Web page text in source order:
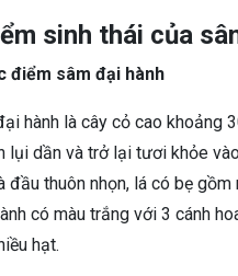
sinh thái của
điểm sâm đại hành
hành là cây cỏ cao khoảng
lụi dần và trở lại tươi khỏe
đầu thuôn nhọn, lá có bẹ
có màu trắng với 3 cánh
hạt.